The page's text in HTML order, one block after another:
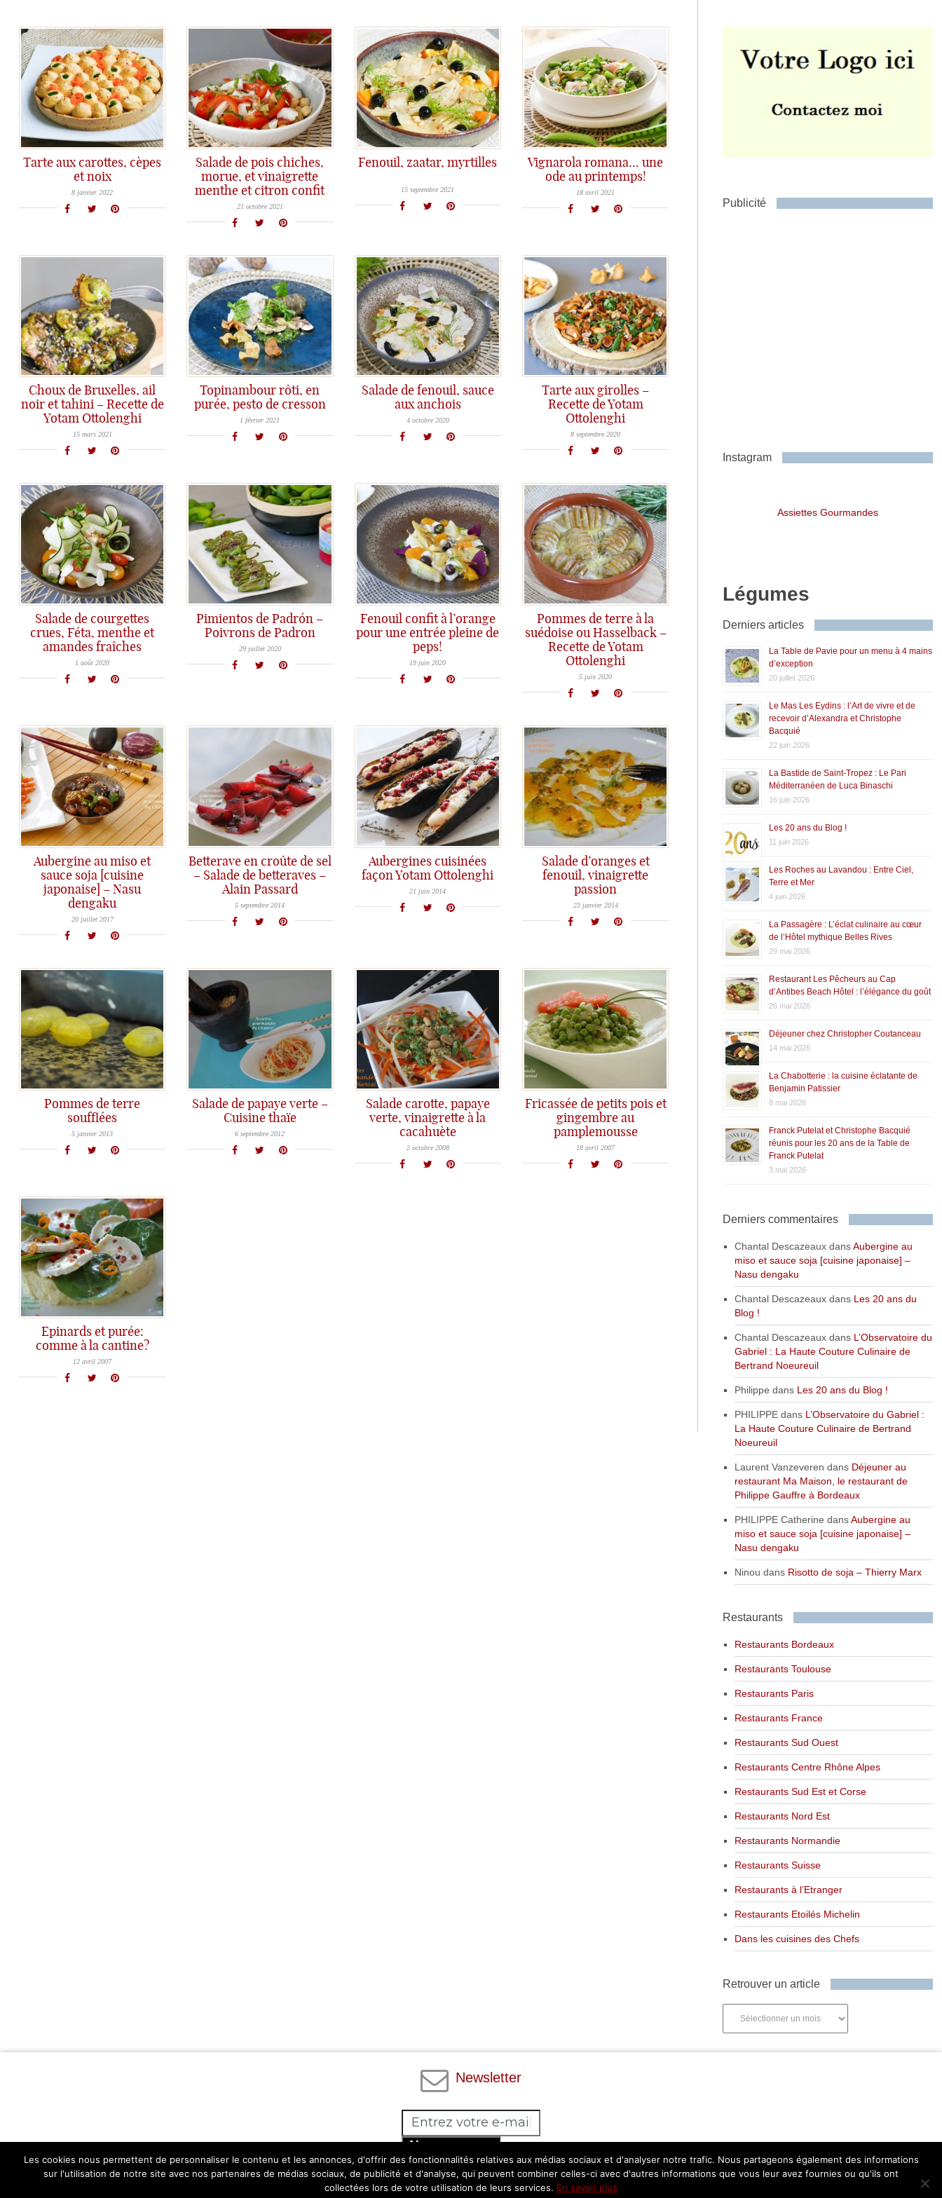
Tarte aux carottes, cèpes
et noix
Les tartes salées peuvent être très gourmandes avec un joli look coloré qui rivalise avec les tartes sucrées : la preuve avec cette tarte carottes, cèpes et noix...
8 janvier 2022
Salade de pois chiches,
morue, et vinaigrette
menthe et citron confit
Une salade de pois chiches pour une recette sans prise de tête...
21 octobre 2021
Fenouil, zaatar, myrtilles
15 septembre 2021
Vignarola romana… une
ode au printemps!
La vignarola romana, une recette en ode au printemps...
18 avril 2021
Choux de Bruxelles, ail
noir et tahini – Recette de
Yotam Ottolenghi
Une nouvelle recette de Yotam Ottolenghi qui réconcilie avec les choux de Bruxelles!
15 mars 2021
Topinambour rôti, en
purée, pesto de cresson
Déclinaison de topinambours et pesto de cresson... une assiette végétale parfaite!
1 février 2021
Salade de fenouil, sauce
aux anchois
Une salade de fenouil qui bon le sud avec sa sauce parmesan, ail et anchois...
4 octobre 2020
Tarte aux girolles –
Recette de Yotam
Ottolenghi
La tarte aux girolles avec la Yotam Ottolenghi touch...
8 septembre 2020
Salade de courgettes
crues, Féta, menthe et
amandes fraîches
Prêts à affronter la chaleur avec une salade estivale et rafraichissante...
1 août 2020
Pimientos de Padrón –
Poivrons de Padron
Le Piment de Padrón, petit piment pour maxi plaisir !
29 juillet 2020
Fenouil confit à l’orange
pour une entrée pleine de
peps!
Un fenouil confit aux oranges pour une assiette pleine de peps...
19 juin 2020
Pommes de terre à la
suédoise ou Hasselback –
Recette de Yotam
Ottolenghi
Pommes de terre à la suédoise ou Hasselback potatoes façon Yotam Ottolenghi... une tuerie!
5 juin 2020
Aubergine au miso et
sauce soja [cuisine
japonaise] – Nasu
dengaku
Les aubergines caramélisées au miso et à la sauce soja... un délice pour vous accompagner tout l'été!
20 juillet 2017
Betterave en croûte de sel
– Salade de betteraves –
Alain Passard
La cuisson en croûte de sel, le top pour préserver le produit!
5 septembre 2014
Aubergines cuisinées
façon Yotam Ottolenghi
Une recette parfaite pour l'été...
21 juin 2014
Salade d’oranges et
fenouil, vinaigrette
passion
Une recette pleine de fraicheur et de vitamines: carpaccio fenouil orange, vinaigrette fruits de la passion
23 janvier 2014
Pommes de terre
soufflées
Pomme de terre soufflée: le choix de la pomme de terre et la technique des 2 bains de friture pour avoir une chips bien gonflée comme dans les restaurants!
5 janvier 2013
Salade de papaye verte –
Cuisine thaïe
La cuisine thaïlandaise est réputée pour ses spécialités culinaires: aujourd'hui, la recette de la salade de papaye verte à la manière thaïe!
6 septembre 2012
Salade carotte, papaye
verte, vinaigrette à la
cacahuète
Que diriez vous d'une salade de carottes, avec un brin d'exotisme et d'originalité? Grâce à la papaye verte et une
2 octobre 2008
Fricassée de petits pois et
gingembre au
pamplemousse
Le printemps s'est bien installé avec sa douceur qui le caractérise, les fleurs qui embellissent nos jardins et les légumes
18 avril 2007
Epinards et purée:
comme à la cantine?
Une recette toute simple, improvisée au dernier moment et créée pour faire plaisir à "Ligne et papilles": une entrée à
12 avril 2007
Publicité
Instagram
Assiettes Gourmandes
Légumes
Derniers articles
La Table de Pavie pour un menu à 4 mains
d’exception
20 juillet 2026
Le Mas Les Eydins : l’Art de vivre et de
recevoir d’Alexandra et Christophe
Bacquié
22 juin 2026
La Bastide de Saint-Tropez : Le Pari
Méditerranéen de Luca Binaschi
16 juin 2026
Les 20 ans du Blog !
11 juin 2026
Les Roches au Lavandou : Entre Ciel,
Terre et Mer
4 juin 2026
La Passagère : L’éclat culinaire au cœur
de l’Hôtel mythique Belles Rives
29 mai 2026
Restaurant Les Pêcheurs au Cap
d’Antibes Beach Hôtel : l’élégance du goût
26 mai 2026
Déjeuner chez Christopher Coutanceau
14 mai 2026
La Chabotterie : la cuisine éclatante de
Benjamin Patissier
8 mai 2026
Franck Putelat et Christophe Bacquié
réunis pour les 20 ans de la Table de
Franck Putelat
3 mai 2026
Derniers commentaires
Chantal DescazeauxdansAubergine au
miso et sauce soja [cuisine japonaise] –
Nasu dengaku
Chantal Descazeauxdans Les 20 ans du
Blog !
Chantal Descazeauxdans L’Observatoire du
Gabriel : La Haute Couture Culinaire de
Bertrand Noeureuil
Philippe dans Les 20 ans du Blog !
PHILIPPEdans L’Observatoire du Gabriel :
La Haute Couture Culinaire de Bertrand
Noeureuil
Laurent Vanzeveren dans Déjeuner au
restaurant Ma Maison, le restaurant de
Philippe Gauffre à Bordeaux
PHILIPPE Catherine dansAubergine au
miso et sauce soja [cuisine japonaise] –
Nasu dengaku
Ninou dans Risotto de soja – Thierry Marx
Restaurants
Restaurants Bordeaux
Restaurants Toulouse
Restaurants Paris
Restaurants France
Restaurants Sud Ouest
Restaurants Centre Rhône Alpes
Restaurants Sud Est et Corse
Restaurants Nord Est
Restaurants Normandie
Restaurants Suisse
Restaurants à l’Etranger
Restaurants Etoilés Michelin
Dans les cuisines des Chefs
Retrouver un article
Newsletter
Abonnez-vous
Facebook
Les cookies nous permettent de personnaliser le contenu et les annonces, d'offrir des fonctionnalités relatives aux médias sociaux et d'analyser notre trafic. Nous partageons également des informations
sur l'utilisation de notre site avec nos partenaires de médias sociaux, de publicité et d'analyse, qui peuvent combiner celles-ci avec d'autres informations que vous leur avez fournies ou qu'ils ont
collectées lors de votre utilisation de leurs services. En savoir plus